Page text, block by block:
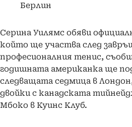
Берлин
Серина Уилямс обяви
който ще участва след
професионалния тенис,
годишната американка ще
следващата седмица в
двойки с канадската
Мбоко в Куинс Клуб.